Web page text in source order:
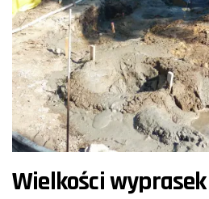
Wielkości wyprasek